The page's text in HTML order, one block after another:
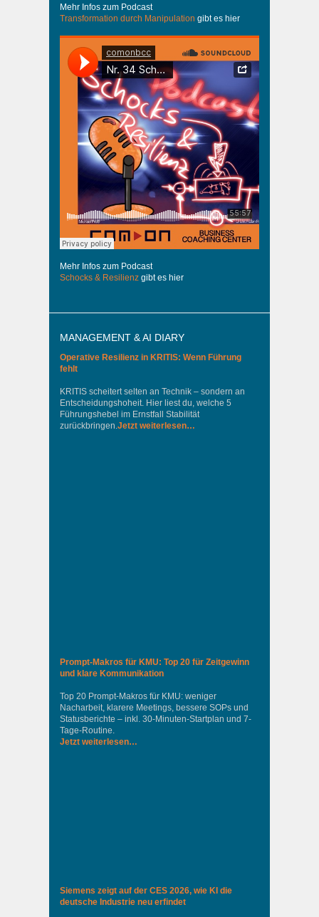
Mehr Infos zum Podcast
Transformation durch Manipulation gibt es hier
Mehr Infos zum Podcast
Schocks & Resilienz gibt es hier
MANAGEMENT & AI DIARY
Operative Resilienz in KRITIS: Wenn Führung
fehlt
KRITIS scheitert selten an Technik – sondern an
Entscheidungshoheit. Hier liest du, welche 5
Führungshebel im Ernstfall Stabilität
zurückbringen.Jetzt weiterlesen…
Prompt-Makros für KMU: Top 20 für Zeitgewinn
und klare Kommunikation
Top 20 Prompt-Makros für KMU: weniger
Nacharbeit, klarere Meetings, bessere SOPs und
Statusberichte – inkl. 30-Minuten-Startplan und 7-
Tage-Routine.
Jetzt weiterlesen…
Siemens zeigt auf der CES 2026, wie KI die
deutsche Industrie neu erfindet